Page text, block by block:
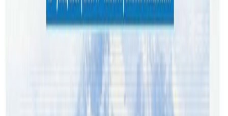
गराउन अनि कामदारमाथी ठगी गर्नेहरुलाई सचेत गराउन अनुगमनलाई
राष्ट्रि मुद्धाका रुपमा तिब्रता दिएको जनाएको छ । कानुन पालनामा
बारम्बार सचेत गराएको फेयर वर्कले तलब, सेवासुविधामा ठगिएमा